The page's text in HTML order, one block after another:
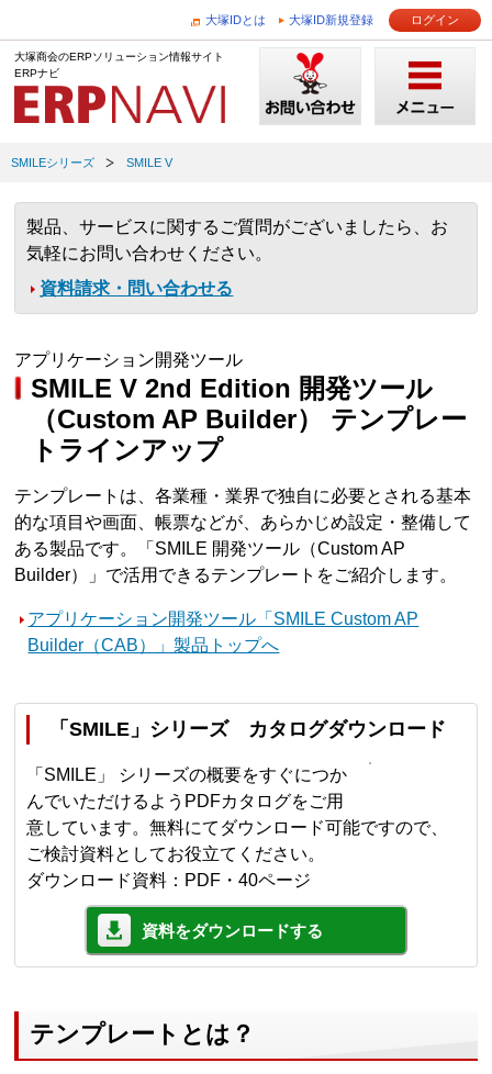
大塚IDとは 大塚ID新規登録 ログイン
大塚商会のERPソリューション情報サイト
ERPナビ
SMILEシリーズ SMILE V
製品、サービスに関するご質問がございましたら、お
気軽にお問い合わせください。
資料請求・問い合わせる
アプリケーション開発ツール
SMILE V 2nd Edition 開発ツール
（Custom AP Builder） テンプレー
トラインアップ
テンプレートは、各業種・業界で独自に必要とされる基本
的な項目や画面、帳票などが、あらかじめ設定・整備して
ある製品です。「SMILE 開発ツール（Custom AP
Builder）」で活用できるテンプレートをご紹介します。
アプリケーション開発ツール「SMILE Custom AP
Builder（CAB）」製品トップへ
「SMILE」シリーズ カタログダウンロード
「SMILE」 シリーズの概要をすぐにつか
んでいただけるようPDFカタログをご用
意しています。無料にてダウンロード可能ですので、
ご検討資料としてお役立てください。
ダウンロード資料：PDF・40ページ
資料をダウンロードする
テンプレートとは？